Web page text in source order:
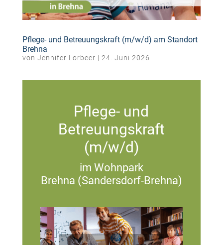
Pflege- und Betreuungskraft (m/w/d) am Standort
Brehna
von Jennifer Lorbeer | 24. Juni 2026
Pflege- und
Betreuungskraft
(m/w/d)
im Wohnpark
Brehna (Sandersdorf-Brehna)